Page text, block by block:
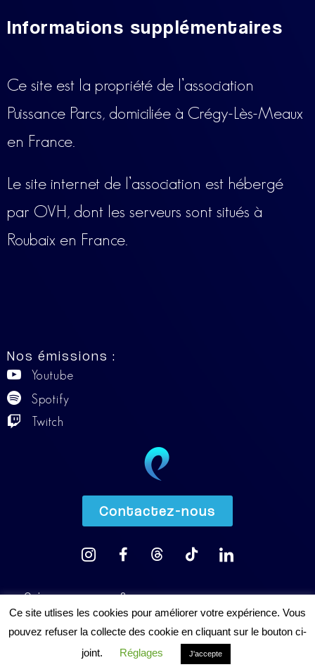
Informations supplémentaires
Ce site est la propriété de l’association
Puissance Parcs, domiciliée à Crégy-Lès-Meaux
en France.
Le site internet de l’association est hébergé
par OVH, dont les serveurs sont situés à
Roubaix en France.
Nos émissions :
Youtube
Spotify
Twitch
Contactez-nous
Qui sommes-nous ?
Visiter notre boutique
Soutenez-nous
Ce site utlises les cookies pour améliorer votre expérience. Vous
pouvez refuser la collecte des cookie en cliquant sur le bouton ci-
joint.
Réglages J'accepte